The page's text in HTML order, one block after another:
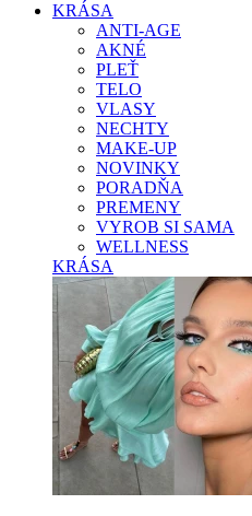
KRÁSA
ANTI-AGE
AKNÉ
PLEŤ
TELO
VLASY
NECHTY
MAKE-UP
NOVINKY
PORADŇA
PREMENY
VYROB SI SAMA
WELLNESS
KRÁSA